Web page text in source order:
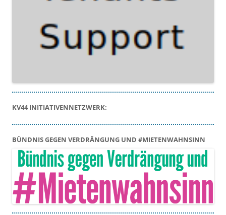
KV44 INITIATIVENNETZWERK:
BÜNDNIS GEGEN VERDRÄNGUNG UND #MIETENWAHNSINN